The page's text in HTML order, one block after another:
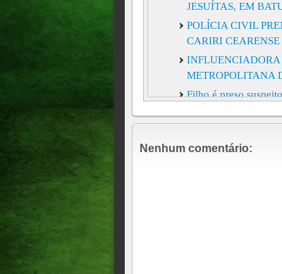
JESUÍTAS, EM
POLÍCIA CIVIL
CARIRI CEARENSE
INFLUENCIADORA
METROPOLITANA
Filho é preso
Casal é encontrado
segurança, na
Nenhum comentário: